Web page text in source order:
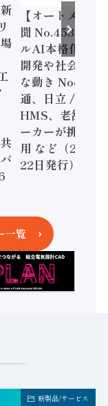
【オートメーシ
聞 No.453】フ
ルAI本格化へ
開発や社会実装
な動き Noetra
通、日立 / 兵神
HMS、老舗ポ
ーカーが挑むデ
用 など（2026
22日発行）
一覧
新製品/サービス